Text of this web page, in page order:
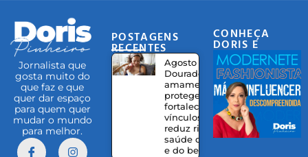
Jornalista que
gosta muito do
que faz e que
quer dar espaço
para quem quer
mudar o mundo
para melhor.
POSTAGENS
RECENTES
Agosto
Dourado:
amamentação
protege,
fortalece
vínculos e
reduz riscos à
saúde da mãe
e do bebê
CONHEÇA
DORIS E
EQUIPE